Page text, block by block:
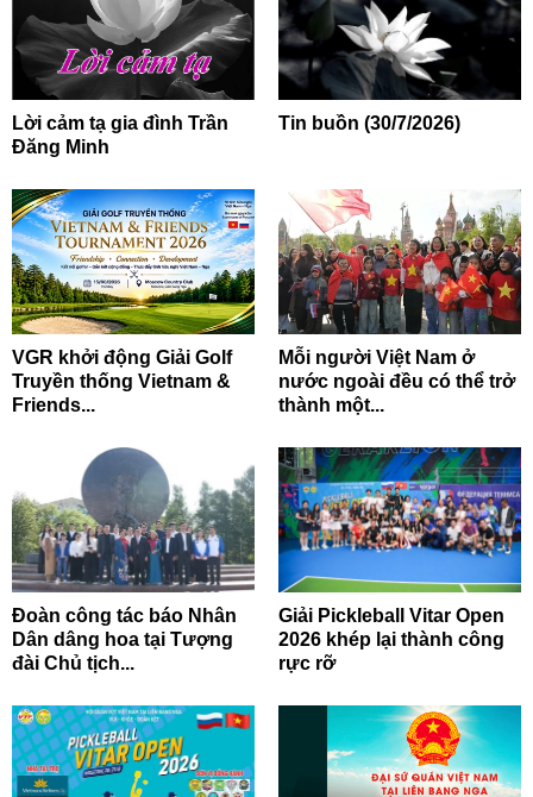
Lời cảm tạ gia đình Trần
Đăng Minh
Tin buồn (30/7/2026)
VGR khởi động Giải Golf
Truyền thống Vietnam &
Friends...
Mỗi người Việt Nam ở
nước ngoài đều có thể trở
thành một...
Đoàn công tác báo Nhân
Dân dâng hoa tại Tượng
đài Chủ tịch...
Giải Pickleball Vitar Open
2026 khép lại thành công
rực rỡ